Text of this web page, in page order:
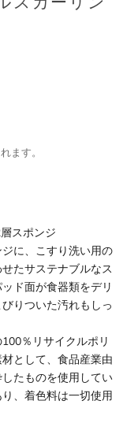
ます。
スポンジ
に、こすり洗い用の
たサステナブルなス
ド面が食器類をデリ
りついた汚れもしっ
％リサイクルポリ
として、食品産業由
たものを使用してい
、着色料は一切使用